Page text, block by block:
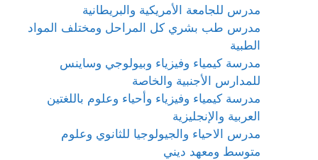
مدرس للجامعة الأمريكية والبريطانية
مدرس طب بشري كل المراحل ومختلف المواد
الطبية
مدرسة كيمياء وفيزياء وبيولوجي وساينس
للمدارس الأجنبية والخاصة
مدرسة كيمياء وفيزياء وأحياء وعلوم باللغتين
العربية والإنجليزية
مدرس الاحياء والجيولوجيا للثانوي وعلوم
متوسط ومعهد ديني